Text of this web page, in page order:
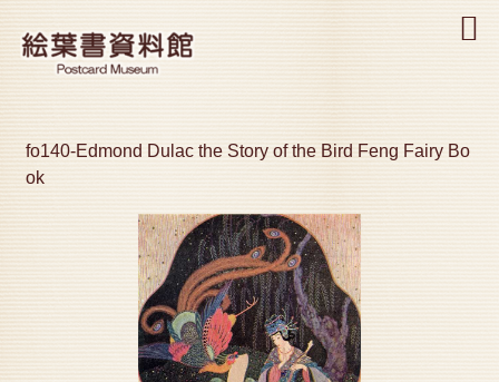
fo140-Edmond Dulac the Story of the Bird Feng Fairy Bo
ok